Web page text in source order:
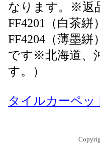
なります。※返
FF4201（白茶絣
FF4204（薄墨
です※北海道、
す。）
タイルカーペ